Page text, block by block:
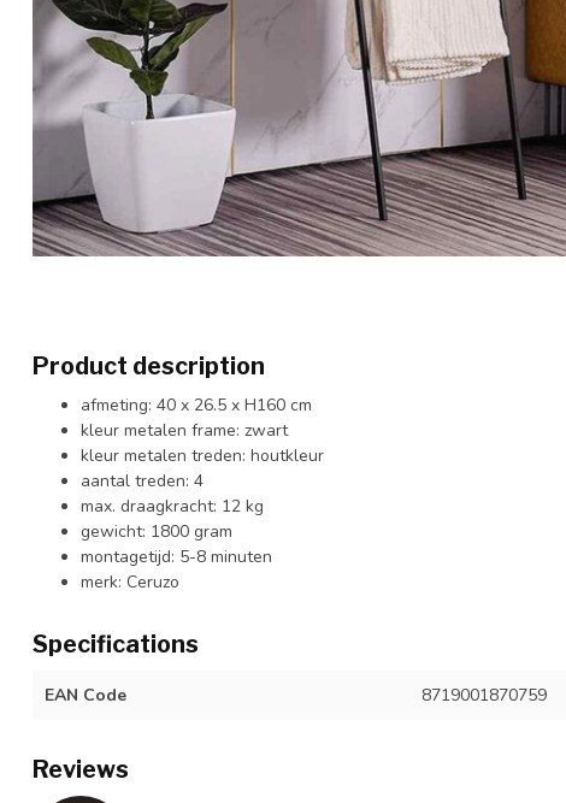
Product description
afmeting: 40 x 26.5 x H160 cm
kleur metalen frame: zwart
kleur metalen treden: houtkleur
aantal treden: 4
max. draagkracht: 12 kg
gewicht: 1800 gram
montagetijd: 5-8 minuten
merk: Ceruzo
Specifications
EAN Code 8719001870759
Reviews